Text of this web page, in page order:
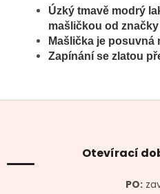
Úzký tmavě modrý
mašličkou od
Mašlička je posuvná
Zapínání se zlatou
Z
Otevírací
PO: